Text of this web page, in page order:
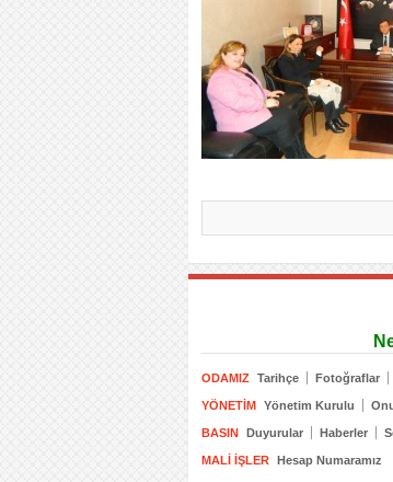
ODAMIZ Tarihçe Fotoğraflar
YÖNETIM Yönetim Kurulu
BASIN Duyurular Haberler
MALI İŞLER Hesap Numaramız